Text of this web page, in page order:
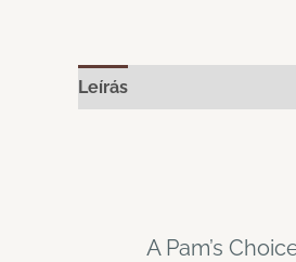
Leírás
A Pam’s